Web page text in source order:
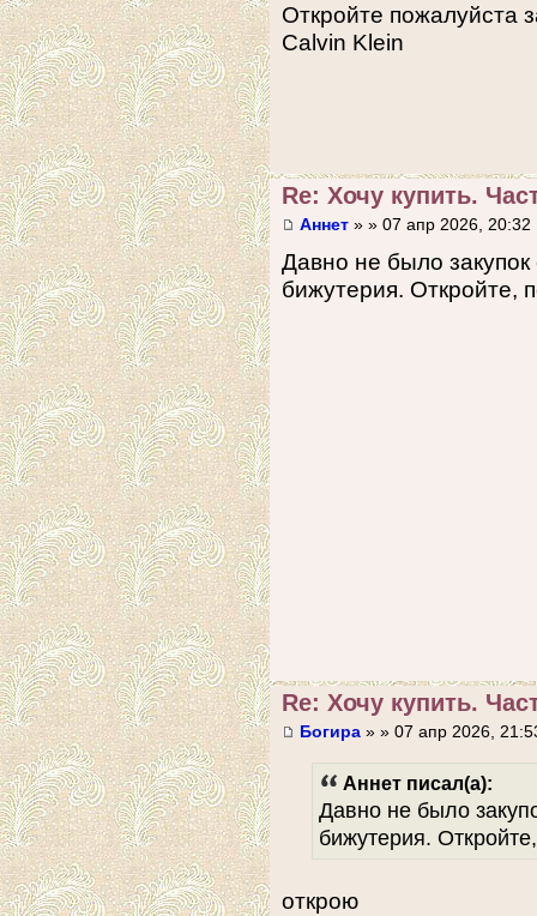
Откройте пожалуйста
Calvin Klein
Re: Хочу купить.
Аннет » » 07 апр 2026, 20:32
Давно не было
бижутерия. Откройте,
Re: Хочу купить.
Богира » » 07 апр 2026,
Аннет писал(а):
Давно не было
бижутерия.
открою